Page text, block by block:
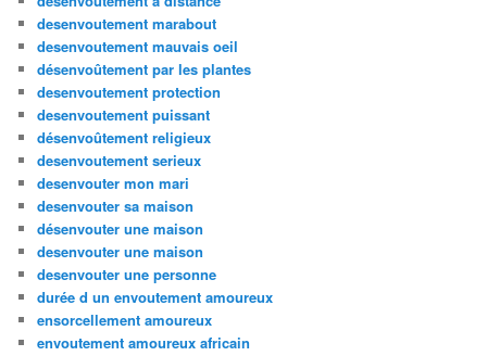
desenvoutement marabout
desenvoutement mauvais oeil
désenvoûtement par les plantes
desenvoutement protection
desenvoutement puissant
désenvoûtement religieux
desenvoutement serieux
desenvouter mon mari
desenvouter sa maison
désenvouter une maison
desenvouter une maison
desenvouter une personne
durée d un envoutement amoureux
ensorcellement amoureux
envoutement amoureux africain